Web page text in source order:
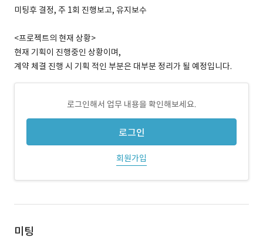
미팅후 결정, 주 1회 진행보고, 유지보수
<프로젝트의 현재 상황>
현재 기획이 진행중인 상황이며,
계약 체결 진행 시 기획 적인 부분은 대부분 정리가 될 예정입니다.
로그인해서 업무 내용을 확인해보세요.
로그인
회원가입
미팅